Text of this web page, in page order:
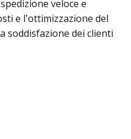
veloce e
e l’ottimizzazione del
soddisfazione dei clienti